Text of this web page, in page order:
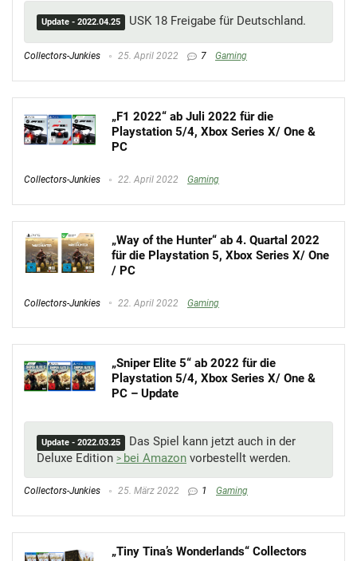
Update - 2022.04.25 USK 18 Freigabe für Deutschland.
Collectors-Junkies 25. April 2022 7 Gaming
„F1 2022“ ab Juli 2022 für die
Playstation 5/4, Xbox Series X/ One &
PC
Collectors-Junkies 22. April 2022 Gaming
„Way of the Hunter“ ab 4. Quartal 2022
für die Playstation 5, Xbox Series X/ One
/ PC
Collectors-Junkies 22. April 2022 Gaming
„Sniper Elite 5“ ab 2022 für die
Playstation 5/4, Xbox Series X/ One &
PC – Update
Update - 2022.03.25
Das Spiel kann jetzt auch in der
Deluxe Edition
bei Amazon vorbestellt werden.
Collectors-Junkies 25. März 2022 1 Gaming
„Tiny Tina’s Wonderlands“ Collectors